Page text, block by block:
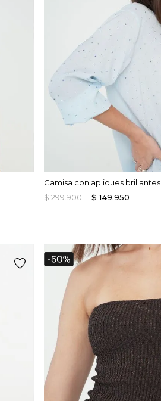
Camisa con apliques brillantes
$299.900 $ 149.950